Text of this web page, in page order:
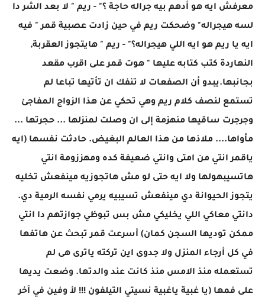
معرفش ايه هو أدهم بيه جراله حاجة ؟" - ريم " لا بعد الشر دا
لسه هيجراله" وضحكت ريم في حين زادت عصبية قمر " فيه
ايه يا ريم هو ايه اللي هيجراله؟" - ريم " هايتجوز العقربة,
النهاردة كتب كتابه عليها " هوت قمر على اقرب مقعد
بجانبها.يبدو أن الصفعات لا تنفك ان تأتيها تباعا لم
تستمع لنصف كلام ريم وهي تحكي عن هذا الزواج المفاجئ
وجرجرت ساقيها منهزمة إلى ان وصلت لمنزلها ... حجرتها ...
مأواها.... ملاذها من هذا العالم البغيض. حادثت نفسها (ايه
ياقمر انتي من امتى وانتي ضعيفة كده ومهززومة انتي
هاتسيبهولها ولا ايه حتى لو مش هاتجوزيه مينفعش تخليه
يتجوز الحيوانة دي مينفعش تسيبيه يرمي نفسه الرمية دي.
دانتي معاكي اللي يخليكي مش بس تبوظي جوازتهم دا انتي
ممكن توديها السجن كمان) أسرعت قمر تبحث عن هاتفها
في كل أرجاء المنزل ولا جدوى اين تركته ياترى هى لم
تستعمله منذ الامس منذ كانت عند والدتها. وضعت يديها
على فمها (يا غبية ياغبية نسيتي التيلفون !!! لأ وفين في آخر